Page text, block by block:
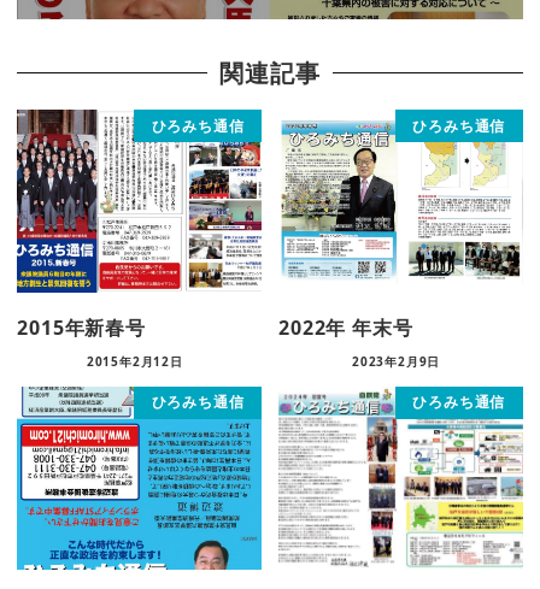
関連記事
ひろみち通信
2015年新春号
2015年2月12日
ひろみち通信
2022年 年末号
2023年2月9日
ひろみち通信 ひろみち通信